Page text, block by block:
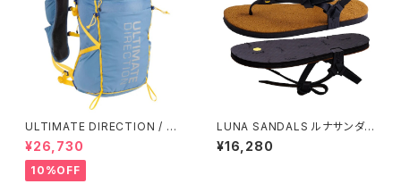
ULTIMATE DIRECTION / ア
ルティメット ディレクション Fas
tpack 30 Men's / Fog
¥26,730
10%OFF
LUNA SANDALS ルナサンダル
べナード プレミアムカブラ ウィ
ングド エディション
¥16,280